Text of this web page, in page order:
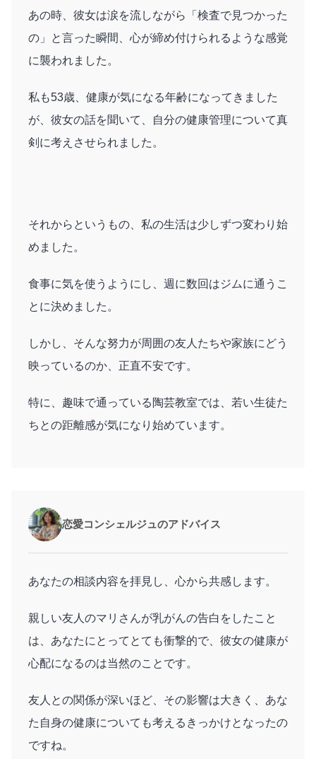
あの時、彼女は涙を流しながら「検査で見つかった
の」と言った瞬間、心が締め付けられるような感覚
に襲われました。
私も53歳、健康が気になる年齢になってきました
が、彼女の話を聞いて、自分の健康管理について真
剣に考えさせられました。
それからというもの、私の生活は少しずつ変わり始
めました。
食事に気を使うようにし、週に数回はジムに通うこ
とに決めました。
しかし、そんな努力が周囲の友人たちや家族にどう
映っているのか、正直不安です。
特に、趣味で通っている陶芸教室では、若い生徒た
ちとの距離感が気になり始めています。
恋愛コンシェルジュのアドバイス
あなたの相談内容を拝見し、心から共感します。
親しい友人のマリさんが乳がんの告白をしたこと
は、あなたにとってとても衝撃的で、彼女の健康が
心配になるのは当然のことです。
友人との関係が深いほど、その影響は大きく、あな
た自身の健康についても考えるきっかけとなったの
ですね。